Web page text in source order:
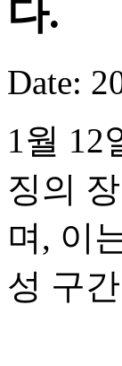
다.
Date:
1월 12
징의
며, 이
성 구